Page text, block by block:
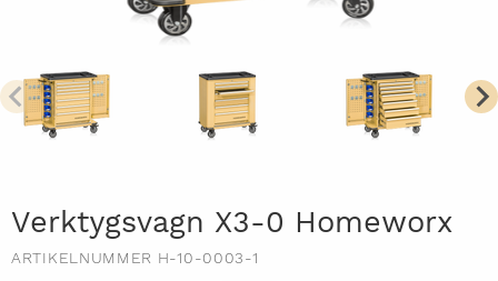
Verktygsvagn X3-0 Homeworx
ARTIKELNUMMER H-10-0003-1